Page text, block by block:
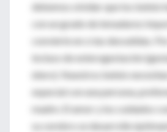
debemos olvidar que los bebés
con un grado de inmadurez
convierte en crías desvalidas.
incluso de exterogestación
útero). Nuestros bebés
especial con una persona,
madre. El amor y los cuidados
su cerebro se desarrolle